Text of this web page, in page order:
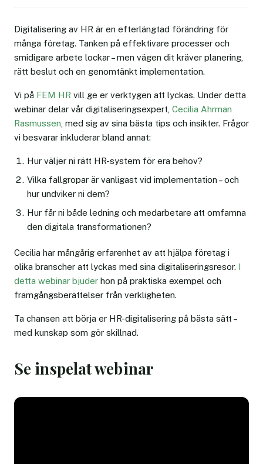
Digitalisering av HR är en efterlängtad förändring för
många företag. Tanken på effektivare processer och
smidigare arbete lockar – men vägen dit kräver planering,
rätt beslut och en genomtänkt implementation.
Vi på FEM HR vill ge er verktygen att lyckas. Under detta
webinar delar vår digitaliseringsexpert, Cecilia Ahrman
Rasmussen , med sig av sina bästa tips och insikter. Frågor
vi besvarar inkluderar bland annat:
Hur väljer ni rätt HR-system för era behov?
Vilka fallgropar är vanligast vid implementation – och
hur undviker ni dem?
Hur får ni både ledning och medarbetare att omfamna
den digitala transformationen?
Cecilia har mångårig erfarenhet av att hjälpa företag i
olika branscher att lyckas med sina digitaliseringsresor. I
detta webinar bjuder hon på praktiska exempel och
framgångsberättelser från verkligheten.
Ta chansen att börja er HR-digitalisering på bästa sätt –
med kunskap som gör skillnad.
Se inspelat webinar